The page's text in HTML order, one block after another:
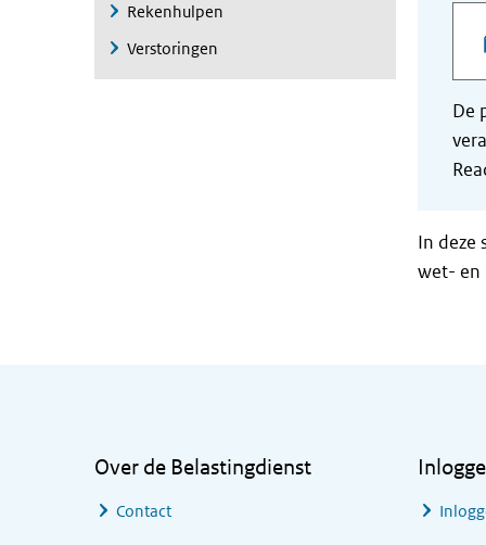
Rekenhulpen
Verstoringen
De
In deze
wet- en
Over de Belastingdienst
Contact